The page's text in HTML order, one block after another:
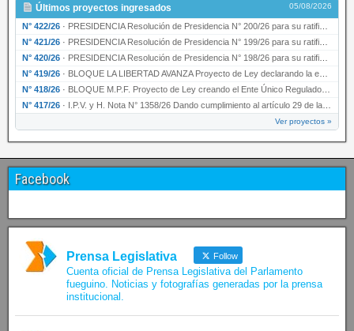
Últimos proyectos ingresados 05/08/2026
N° 422/26 · PRESIDENCIA Resolución de Presidencia N° 200/26 para su ratificación.
N° 421/26 · PRESIDENCIA Resolución de Presidencia N° 199/26 para su ratificación.
N° 420/26 · PRESIDENCIA Resolución de Presidencia N° 198/26 para su ratificación.
N° 419/26 · BLOQUE LA LIBERTAD AVANZA Proyecto de Ley declarando la esencialidad del servicio educativ…
N° 418/26 · BLOQUE M.P.F. Proyecto de Ley creando el Ente Único Regulador de servicios públicos de la …
N° 417/26 · I.P.V. y H. Nota N° 1358/26 Dando cumplimiento al artículo 29 de la Ley provincial N° 1399…
Ver proyectos »
Facebook
Prensa Legislativa Follow
Cuenta oficial de Prensa Legislativa del Parlamento
fueguino. Noticias y fotografías generadas por la prensa
institucional.